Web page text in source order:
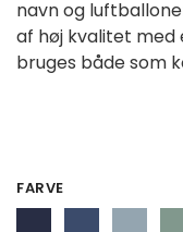
navn og
af høj kvalitet med
bruges både som
FARVE